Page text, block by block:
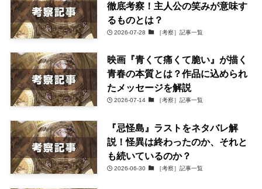
徹底考察！主人公の笑みが意味す
るものとは？
2026-07-28 ［考察］記事一覧
映画『青くて痛くて脆い』が描く
青春の本質とは？作品に込められ
たメッセージを解説
2026-07-14 ［考察］記事一覧
『忌怪島』ラストをネタバレ解
説！怪異は終わったのか、それと
も続いているのか？
2026-06-30 ［考察］記事一覧